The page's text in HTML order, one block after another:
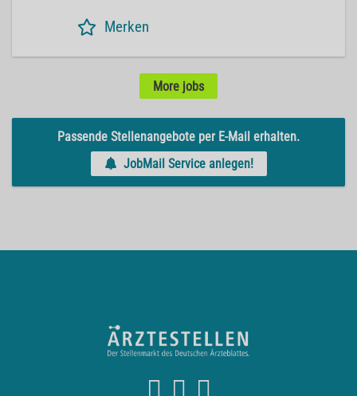
Merken
More jobs
Passende Stellenangebote per E-Mail erhalten.
JobMail Service anlegen!